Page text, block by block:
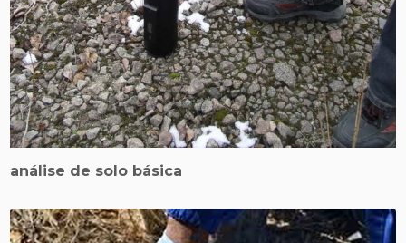
análise de solo básica